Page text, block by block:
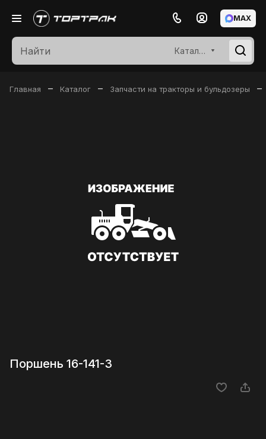
Каталог
MAX
Главная – Каталог – Запчасти на тракторы и бульдозеры –
Поршень 16-141-3